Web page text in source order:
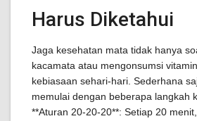
Harus Diketahui
Jaga kesehatan mata tidak hanya
kacamata atau mengonsumsi
kebiasaan sehari-hari. Sederhana
memulai dengan beberapa langkah
**Aturan 20-20-20**: Setiap 20